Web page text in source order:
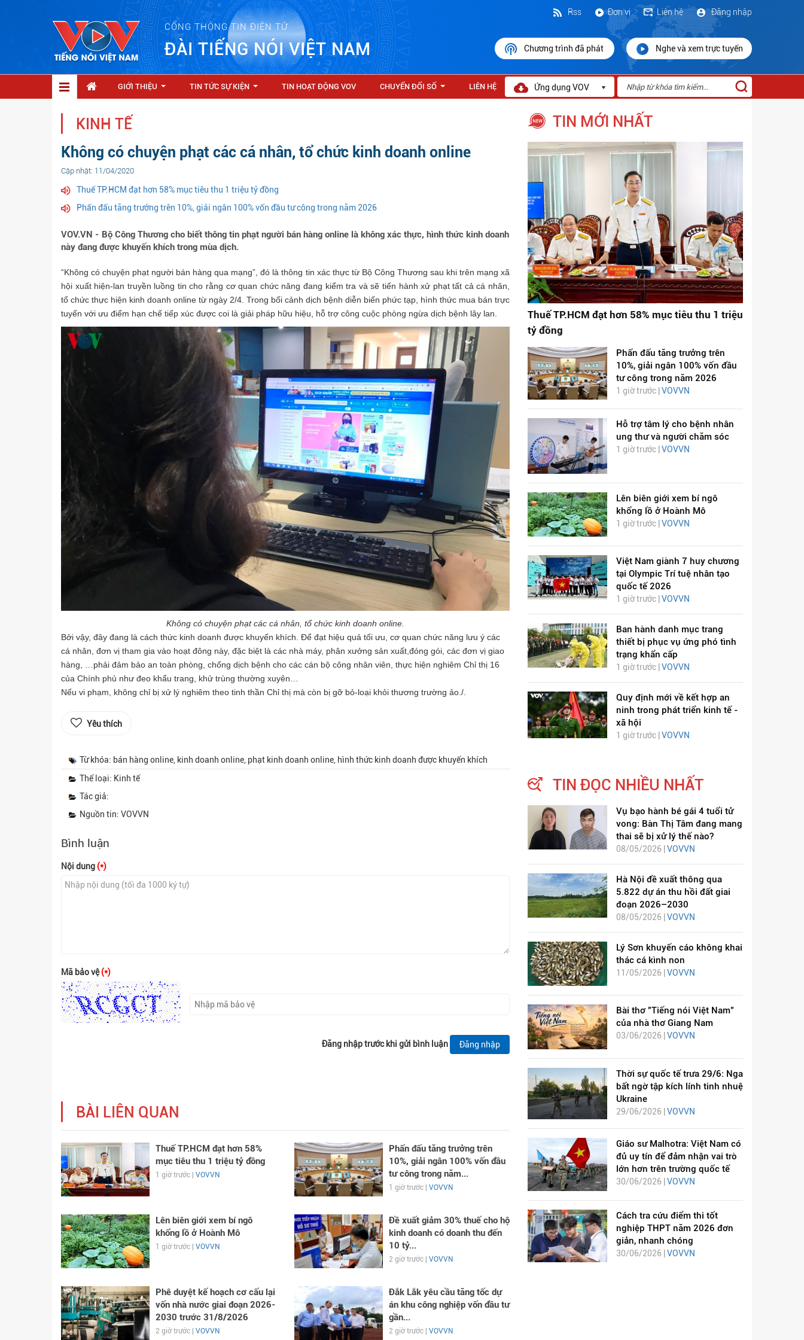
CỔNG THÔNG TIN ĐIỆN TỬ
ĐÀI TIẾNG NÓI VIỆT NAM
Đăng nhập
Liên hệ
Đơn vị
Rss
Chương trình đã phát Nghe và xem trực tuyến
GIỚI THIỆU TIN TỨC SỰ KIỆN TIN HOẠT ĐỘNG VOV CHUYỂN ĐỔI SỐ LIÊN HỆ Ứng dụng VOV
KINH TẾ
Không có chuyện phạt các cá nhân, tổ chức kinh doanh online
Cập nhật: 11/04/2020
Thuế TP.HCM đạt hơn 58% mục tiêu thu 1 triệu tỷ đồng
Phấn đấu tăng trưởng trên 10%, giải ngân 100% vốn đầu tư công trong năm 2026
VOV.VN - Bộ Công Thương cho biết thông tin phạt người bán hàng online là không xác thực, hình thức kinh doanh
này đang được khuyến khích trong mùa dịch.
“Không có chuyện phạt người bán hàng qua mạng”, đó là thông tin xác thực từ Bộ Công Thương sau khi trên mạng xã
hội xuất hiện-lan truyền luồng tin cho rằng cơ quan chức năng đang kiểm tra và sẽ tiến hành xử phạt tất cả cá nhân,
tổ chức thực hiện kinh doanh online từ ngày 2/4. Trong bối cảnh dịch bệnh diễn biến phức tạp, hình thức mua bán trực
tuyến với ưu điểm hạn chế tiếp xúc được coi là giải pháp hữu hiệu, hỗ trợ công cuộc phòng ngừa dịch bệnh lây lan.
Không có chuyện phạt các cá nhân, tổ chức kinh doanh online.
Bởi vậy, đây đang là cách thức kinh doanh được khuyến khích. Để đạt hiệu quả tối ưu, cơ quan chức năng lưu ý các
cá nhân, đơn vị tham gia vào hoạt đông này, đặc biệt là các nhà máy, phân xưởng sản xuất,đóng gói, các đơn vị giao
hàng, …phải đảm bảo an toàn phòng, chống dịch bệnh cho các cán bộ công nhân viên, thực hiện nghiêm Chỉ thị 16
của Chính phủ như đeo khẩu trang, khử trùng thường xuyên…
Nếu vi phạm, không chỉ bị xử lý nghiêm theo tinh thần Chỉ thị mà còn bị gỡ bỏ-loại khỏi thương trường ảo./.
Yêu thích
Từ khóa: bán hàng online, kinh doanh online, phạt kinh doanh online, hình thức kinh doanh được khuyến khích
Thể loại: Kinh tế
Tác giả:
Nguồn tin: VOVVN
Bình luận
Nội dung (*)
Mã bảo vệ(*)
Đăng nhập trước khi gửi bình luận Đăng nhập
BÀI LIÊN QUAN
Thuế TP.HCM đạt hơn 58%
mục tiêu thu 1 triệu tỷ đồng
1 giờ trước | VOVVN
Phấn đấu tăng trưởng trên
10%, giải ngân 100% vốn đầu
tư công trong năm...
1 giờ trước | VOVVN
Lên biên giới xem bí ngô
khổng lồ ở Hoành Mô
1 giờ trước | VOVVN
Đề xuất giảm 30% thuế cho hộ
kinh doanh có doanh thu đến
10 tỷ...
2 giờ trước | VOVVN
Phê duyệt kế hoạch cơ cấu lại
vốn nhà nước giai đoạn 2026-
2030 trước 31/8/2026
2 giờ trước | VOVVN
Đắk Lắk yêu cầu tăng tốc dự
án khu công nghiệp vốn đầu tư
gần...
2 giờ trước | VOVVN
TIN MỚI NHẤT
Thuế TP.HCM đạt hơn 58% mục tiêu thu 1 triệu
tỷ đồng
Phấn đấu tăng trưởng trên
10%, giải ngân 100% vốn đầu
tư công trong năm 2026
1 giờ trước | VOVVN
Hỗ trợ tâm lý cho bệnh nhân
ung thư và người chăm sóc
1 giờ trước | VOVVN
Lên biên giới xem bí ngô
khổng lồ ở Hoành Mô
1 giờ trước | VOVVN
Việt Nam giành 7 huy chương
tại Olympic Trí tuệ nhân tạo
quốc tế 2026
1 giờ trước | VOVVN
Ban hành danh mục trang
thiết bị phục vụ ứng phó tình
trạng khẩn cấp
1 giờ trước | VOVVN
Quy định mới về kết hợp an
ninh trong phát triển kinh tế -
xã hội
1 giờ trước | VOVVN
TIN ĐỌC NHIỀU NHẤT
Vụ bạo hành bé gái 4 tuổi tử
vong: Bàn Thị Tâm đang mang
thai sẽ bị xử lý thế nào?
08/05/2026 | VOVVN
Hà Nội đề xuất thông qua
5.822 dự án thu hồi đất giai
đoạn 2026–2030
08/05/2026 | VOVVN
Lý Sơn khuyến cáo không khai
thác cá kình non
11/05/2026 | VOVVN
Bài thơ "Tiếng nói Việt Nam"
của nhà thơ Giang Nam
03/06/2026 | VOVVN
Thời sự quốc tế trưa 29/6: Nga
bất ngờ tập kích lính tinh nhuệ
Ukraine
29/06/2026 | VOVVN
Giáo sư Malhotra: Việt Nam có
đủ uy tín để đảm nhận vai trò
lớn hơn trên trường quốc tế
30/06/2026 | VOVVN
Cách tra cứu điểm thi tốt
nghiệp THPT năm 2026 đơn
giản, nhanh chóng
30/06/2026 |VOVVN